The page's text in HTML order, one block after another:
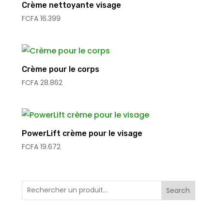
Crème nettoyante visage
FCFA16.399
Crème pour le corps
FCFA28.862
PowerLift crème pour le visage
FCFA19.672
Search